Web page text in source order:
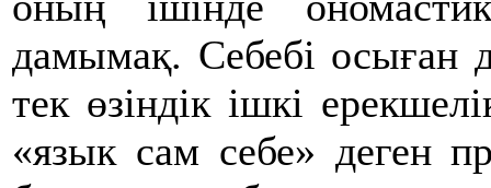
дамымақ. Себебі осыған
тек өзіндік ішкі
«язык сам себе» деген